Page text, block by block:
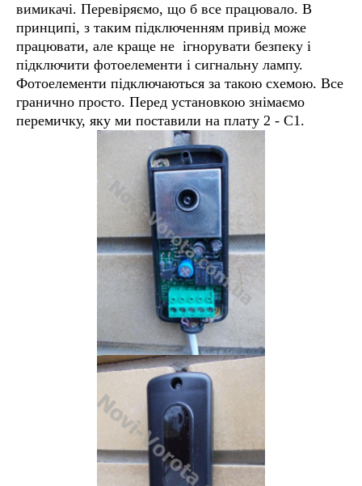
вимикачі. Перевіряємо, що б все працювало. В
принципі, з таким підключенням привід може
працювати, але краще не ігнорувати безпеку і
підключити фотоелементи і сигнальну лампу.
Фотоелементи підключаються за такою схемою. Все
гранично просто. Перед установкою знімаємо
перемичку, яку ми поставили на плату 2 - C1.